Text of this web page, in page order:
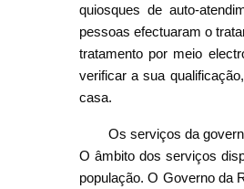
quiosques de auto-
pessoas efectuaram o
tratamento por meio
verificar a sua
casa.
Os serviços da
O âmbito dos serviços
população. O Governo da